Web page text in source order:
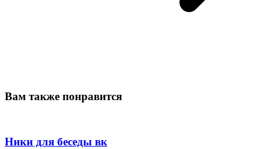
Вам также понравится
Ники для беседы вк